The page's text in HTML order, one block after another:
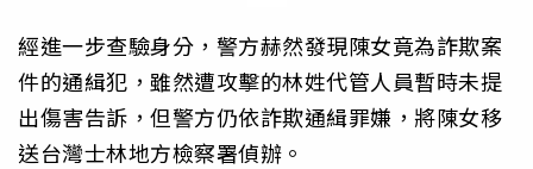
經進一步查驗身分，警方赫然發現陳女竟為詐欺案
件的通緝犯，雖然遭攻擊的林姓代管人員暫時未提
出傷害告訴，但警方仍依詐欺通緝罪嫌，將陳女移
送台灣士林地方檢察署偵辦。